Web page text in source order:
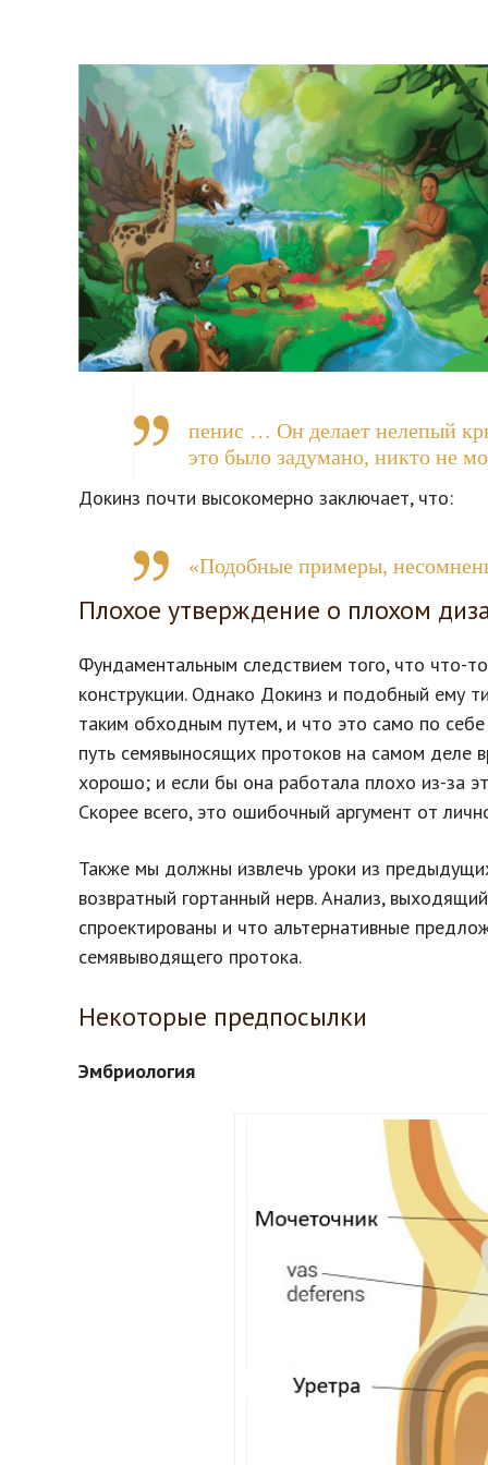
пенис … Он делает нелепый
это было задумано, никто не
Докинз почти высокомерно заключает, что:
«Подобные примеры,
Плохое утверждение о плохом
Фундаментальным следствием того, что что-
конструкции. Однако Докинз и подобный ему
таким обходным путем, и что это само по
путь семявыносящих протоков на самом деле
хорошо; и если бы она работала плохо из-за
Скорее всего, это ошибочный аргумент от
Также мы должны извлечь уроки из
возвратный гортанный нерв. Анализ,
спроектированы и что альтернативные
семявыводящего протока.
Некоторые предпосылки
Эмбриология